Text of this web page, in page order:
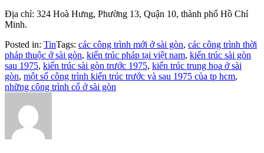
Địa chỉ: 324 Hoà Hưng, Phường 13, Quận 10, thành phố Hồ Chí
Minh.
Posted in: TinTags: các công trình mới ở sài gòn, các công trình thời
pháp thuộc ở sài gòn, kiến trúc pháp tại việt nam, kiến trúc sài gòn
sau 1975, kiến trúc sài gòn trước 1975, kiến trúc trung hoa ở sài
gòn, một số công trình kiến trúc trước và sau 1975 của tp hcm,
những công trình cổ ở sài gòn